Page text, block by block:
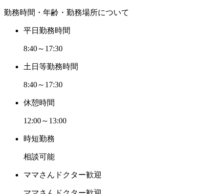
勤務時間・年齢・勤務場所について
平日勤務時間
8:40～17:30
土日等勤務時間
8:40～17:30
休憩時間
12:00～13:00
時短勤務
相談可能
ママさんドクター歓迎